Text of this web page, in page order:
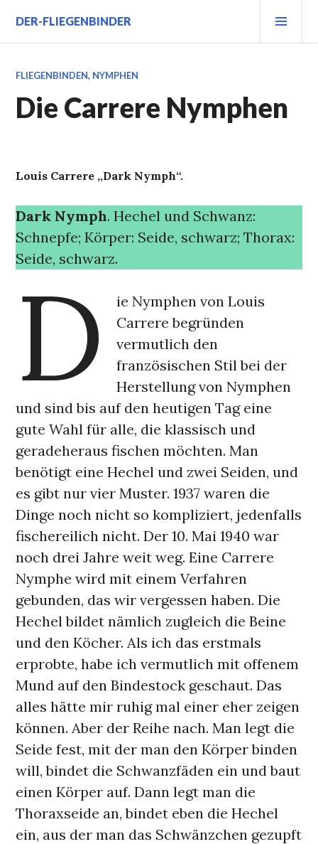
Inhalt
springen
DER-FLIEGENBINDER
FLIEGENBINDEN, NYMPHEN
Die Carrere Nymphen
Louis Carrere „Dark Nymph“.
Dark Nymph. Hechel und Schwanz:
Schnepfe; Körper: Seide, schwarz; Thorax:
Seide, schwarz.
D
ie Nymphen von Louis
Carrere begründen
vermutlich den
französischen Stil bei der
Herstellung von Nymphen
und sind bis auf den heutigen Tag eine
gute Wahl für alle, die klassisch und
geradeheraus fischen möchten. Man
benötigt eine Hechel und zwei Seiden, und
es gibt nur vier Muster. 1937 waren die
Dinge noch nicht so kompliziert, jedenfalls
fischereilich nicht. Der 10. Mai 1940 war
noch drei Jahre weit weg. Eine Carrere
Nymphe wird mit einem Verfahren
gebunden, das wir vergessen haben. Die
Hechel bildet nämlich zugleich die Beine
und den Köcher. Als ich das erstmals
erprobte, habe ich vermutlich mit offenem
Mund auf den Bindestock geschaut. Das
alles hätte mir ruhig mal einer eher zeigen
können. Aber der Reihe nach. Man legt die
Seide fest, mit der man den Körper binden
will, bindet die Schwanzfäden ein und baut
einen Körper auf. Dann legt man die
Thoraxseide an, bindet eben die Hechel
ein, aus der man das Schwänzchen gezupft